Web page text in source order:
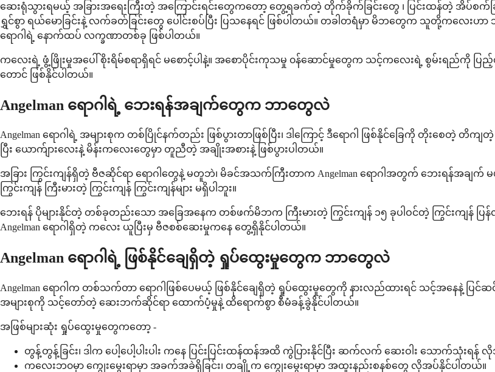
ဆေးရုံသွားရမယ့် အခြားအရေးကြီးတဲ့ အကြောင်းရင်းတွေကတော့ တွေ့ရခက်တဲ့ တိုက်ခိုက်ခြင်းတွေ ၊ ပြင်းထန်တဲ့ အိပ်စ
ရွှင်စွာ ရယ်မောခြင်းနဲ့ လက်ခတ်ခြင်းတွေ ပေါင်းစပ်ပြီး ပြသနေရင် ဖြစ်ပါတယ်။ တခါတရံမှာ မိဘတွေက သူတို့ကလေး
ရောဂါရဲ့ နောက်ထပ် လက္ခဏာတစ်ခု ဖြစ်ပါတယ်။
ကလေးရဲ့ ဖွံ့ဖြိုးမှုအပေါ် စိုးရိမ်စရာရှိရင် မစောင့်ပါနဲ့။ အစောပိုင်းကုသမှု ၀န်ဆောင်မှုတွေက သင့်ကလေးရဲ့ စွမ်းရည်ကို ပ
တောင် ဖြစ်နိုင်ပါတယ်။
Angelman ရောဂါရဲ့ ဘေးရန်အချက်တွေက ဘာတွေလဲ
Angelman ရောဂါရဲ့ အများစုက တစ်ပြိုင်နက်တည်း ဖြစ်ပွားတာဖြစ်ပြီး၊ ဒါကြောင့် ဒီရောဂါ ဖြစ်နိုင်ခြေကို တိုးစေ
ပြီး ယောက်ျားလေးနဲ့ မိန်းကလေးတွေမှာ တူညီတဲ့ အချိုးအစားနဲ့ ဖြစ်ပွားပါတယ်။
အခြား ကြွင်းကျန်ရှိတဲ့ ဗီဇဆိုင်ရာ ရောဂါတွေနဲ့ မတူဘဲ၊ မိခင်အသက်ကြီးတာက Angelman ရောဂါအတွက် ဘေးရန်အချက်
ကြွင်းကျန် ကြီးမားတဲ့ ကြွင်းကျန် ကြွင်းကျန်များ မရှိပါဘူး။
ဘေးရန် ပိုများနိုင်တဲ့ တစ်ခုတည်းသော အခြေအနေက တစ်ဖက်မိဘက ကြီးမားတဲ့ ကြွင်းကျန် ၁၅ ခုပါဝင်တဲ့ ကြွင်းကျန် ပ
Angelman ရောဂါရှိတဲ့ ကလေး ယူပြီးမှ ဗီဇစစ်ဆေးမှုကနေ တွေ့ရှိနိုင်ပါတယ်။
Angelman ရောဂါရဲ့ ဖြစ်နိုင်ချေရှိတဲ့ ရှုပ်ထွေးမှုတွေက ဘာတွေလဲ
Angelman ရောဂါက တစ်သက်တာ ရောဂါဖြစ်ပေမယ့် ဖြစ်နိုင်ချေရှိတဲ့ ရှုပ်ထွေးမှုတွေကို နားလည်ထားရင် သင့်အနေနဲ့
အများစုကို သင့်တော်တဲ့ ဆေးဘက်ဆိုင်ရာ ထောက်ပံ့မှုနဲ့ ထိရောက်စွာ စီမံခန့်ခွဲနိုင်ပါတယ်။
အဖြစ်များဆုံး ရှုပ်ထွေးမှုတွေကတော့ -
တွန့်တွန့်ခြင်း၊ ဒါက ပေါ့ပေါ့ပါးပါး ကနေ ပြင်းပြင်းထန်ထန်အထိ ကွဲပြားနိုင်ပြီး ဆက်လက် ဆေးဝါး သောက်သုံးရန်
ကလေးဘ၀မှာ ကျွေးမွေးရာမှာ အခက်အခဲရှိခြင်း၊ တချို့က ကျွေးမွေးရာမှာ အထူးနည်းစနစ်တွေ လိုအပ်နိုင်ပါတယ်။